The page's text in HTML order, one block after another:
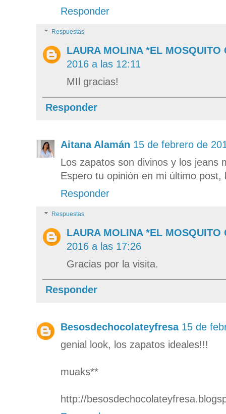
Responder
Respuestas
LAURA MOLINA *EL MOSQUITO
2016 a las 12:11
MIl gracias!
Responder
Aitana Alamán 15 de febrero de
Los zapatos son divinos y los jeans
Espero tu opinión en mi último post,
Responder
Respuestas
LAURA MOLINA *EL MOSQUITO
2016 a las 17:26
Gracias por la visita.
Responder
Besosdechocolateyfresa 15 de
genial look, los zapatos ideales!!!
muaks**
http://